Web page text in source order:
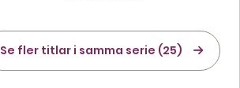
Se fler titlar i samma serie (25)